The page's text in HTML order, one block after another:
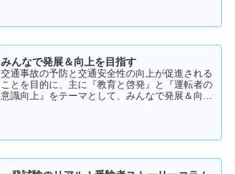
過ぎや注意力の低下、小…
みんなで発展＆向上を目指す
交通事故の予防と交通安全性の向上が促進される
ことを目的に、主に『教育と啓発』と『運転者の
意識向上』をテーマとして、みんなで発展＆向上